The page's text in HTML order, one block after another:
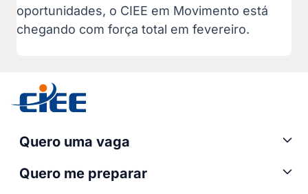
oportunidades, o CIEE em Movimento está
chegando com força total em fevereiro.
Quero uma vaga
Quero me preparar